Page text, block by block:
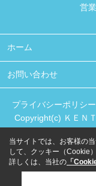
営
ホーム
お問い合わせ
プライバシーポリシー
Copyright(c) ＫＥＮ
当サイトでは、お客様の
して、クッキー（Cookie
詳しくは、当社の 「